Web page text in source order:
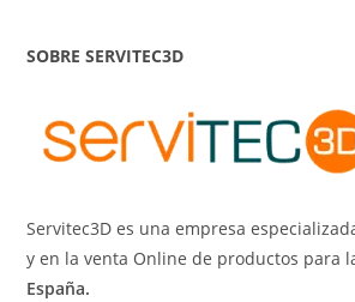
SOBRE SERVITEC3D
Servitec3D es una empresa
y en la venta Online de productos para
España.